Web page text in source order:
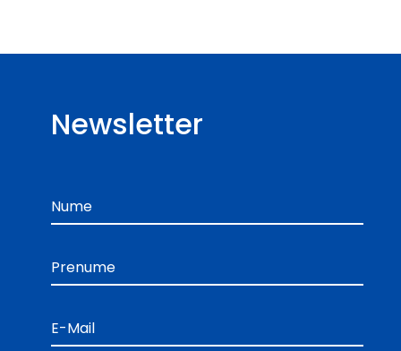
Newsletter
Nume
Prenume
E-Mail